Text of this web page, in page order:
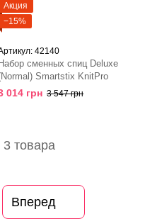
Акция
−15%
42140
Набор сменных спиц Deluxe
Smartstix KnitPro
014 грн 3 547 грн
товара
Вперед